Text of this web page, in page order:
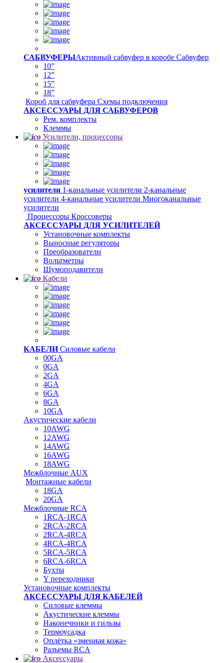
САБВУФЕРЫАктивный сабвуфер в коробе Сабвуфер
10”
12”
15”
18”
Короб для сабвуфера Схемы подключения
АКСЕССУАРЫ ДЛЯ САБВУФЕРОВ
Рем. комплекты
Клеммы
Усилители, процессоры
усилители 1-канальные усилители 2-канальные
усилители 4-канальные усилители Многоканальные
усилители
Процессоры Кроссоверы
АКСЕССУАРЫ ДЛЯ УСИЛИТЕЛЕЙ
Установочные комплекты
Выносные регуляторы
Преобразователи
Вольтметры
Шумоподавители
Кабели
КАБЕЛИСиловые кабели
00GA
0GA
2GA
4GA
6GA
8GA
10GA
Акустические кабели
10AWG
12AWG
14AWG
16AWG
18AWG
Межблочные AUX
Монтажные кабели
18GA
20GA
Межблочные RCA
1RCA-1RCA
2RCA-2RCA
2RCA-4RCA
4RCA-4RCA
5RCA-5RCA
6RCA-6RCA
Бухты
Y переходники
Установочные комплекты
АКСЕССУАРЫ ДЛЯ КАБЕЛЕЙ
Силовые клеммы
Акустические клеммы
Наконечники и гильзы
Термоусадка
Oплётка «змеиная кожа»
Разъемы RCA
Аксессуары